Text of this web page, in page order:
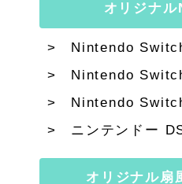
オリジナ
Nintendo
Nintendo
Nintendo
ニンテンドー
オリジナル扇